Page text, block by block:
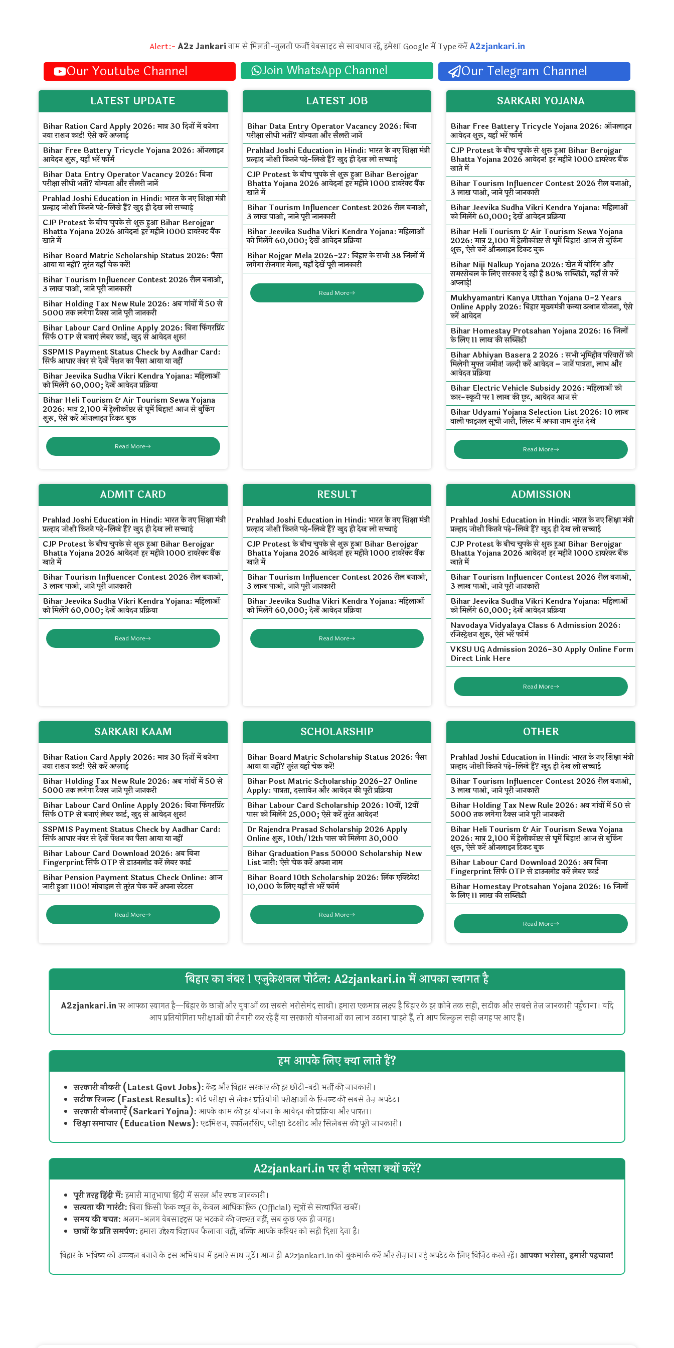
Alert:- A2z Jankariनाम से मिलती-जुलती फर्जी वेबसाइट से सावधान रहें, हमेशा Google में Type करेंA2zjankari.in
Our Youtube Channel Join WhatsApp Channel Our Telegram Channel
LATEST UPDATE
Bihar Ration Card Apply 2026: मात्र 30 दिनों में बनेगा
नया राशन कार्ड! ऐसे करें अप्लाई
Bihar Free Battery Tricycle Yojana 2026: ऑनलाइन
आवेदन शुरू, यहाँ भरें फॉर्म
Bihar Data Entry Operator Vacancy 2026: बिना
परीक्षा सीधी भर्ती? योग्यता और सैलरी जानें
Prahlad Joshi Education in Hindi: भारत के नए शिक्षा मंत्री
प्रल्हाद जोशी कितने पढ़े-लिखे हैं? खुद ही देख लो सच्चाई
CJP Protest के बीच चुपके से शुरू हुआ Bihar Berojgar
Bhatta Yojana 2026 आवेदन! हर महीने ₹1000 डायरेक्ट बैंक
खाते में
Bihar Board Matric Scholarship Status 2026: पैसा
आया या नहीं? तुरंत यहाँ चेक करें!
Bihar Tourism Influencer Contest 2026 रील बनाओ,
₹3 लाख पाओ, जाने पूरी जानकारी
Bihar Holding Tax New Rule 2026: अब गांवों में ₹50 से
₹5000 तक लगेगा टैक्स जाने पूरी जानकरी
Bihar Labour Card Online Apply 2026: बिना फिंगरप्रिंट
सिर्फ OTP से बनाएं लेबर कार्ड, खुद से आवेदन शुरू!
SSPMIS Payment Status Check by Aadhar Card:
सिर्फ आधार नंबर से देखें पेंशन का पैसा आया या नहीं
Bihar Jeevika Sudha Vikri Kendra Yojana: महिलाओं
को मिलेंगे ₹60,000; देखें आवेदन प्रक्रिया
Bihar Heli Tourism & Air Tourism Sewa Yojana
2026: मात्र ₹2,100 में हेलीकॉप्टर से घूमें बिहार! आज से बुकिंग
शुरू, ऐसे करें ऑनलाइन टिकट बुक
Read More
LATEST JOB
Bihar Data Entry Operator Vacancy 2026: बिना
परीक्षा सीधी भर्ती? योग्यता और सैलरी जानें
Prahlad Joshi Education in Hindi: भारत के नए शिक्षा मंत्री
प्रल्हाद जोशी कितने पढ़े-लिखे हैं? खुद ही देख लो सच्चाई
CJP Protest के बीच चुपके से शुरू हुआ Bihar Berojgar
Bhatta Yojana 2026 आवेदन! हर महीने ₹1000 डायरेक्ट बैंक
खाते में
Bihar Tourism Influencer Contest 2026 रील बनाओ,
₹3 लाख पाओ, जाने पूरी जानकारी
Bihar Jeevika Sudha Vikri Kendra Yojana: महिलाओं
को मिलेंगे ₹60,000; देखें आवेदन प्रक्रिया
Bihar Rojgar Mela 2026-27: बिहार के सभी 38 जिलों में
लगेगा रोजगार मेला, यहाँ देखें पूरी जानकारी
Read More
SARKARI YOJANA
Bihar Free Battery Tricycle Yojana 2026: ऑनलाइन
आवेदन शुरू, यहाँ भरें फॉर्म
CJP Protest के बीच चुपके से शुरू हुआ Bihar Berojgar
Bhatta Yojana 2026 आवेदन! हर महीने ₹1000 डायरेक्ट बैंक
खाते में
Bihar Tourism Influencer Contest 2026 रील बनाओ,
₹3 लाख पाओ, जाने पूरी जानकारी
Bihar Jeevika Sudha Vikri Kendra Yojana: महिलाओं
को मिलेंगे ₹60,000; देखें आवेदन प्रक्रिया
Bihar Heli Tourism & Air Tourism Sewa Yojana
2026: मात्र ₹2,100 में हेलीकॉप्टर से घूमें बिहार! आज से बुकिंग
शुरू, ऐसे करें ऑनलाइन टिकट बुक
Bihar Niji Nalkup Yojana 2026: खेत में बोरिंग और
समरसेबल के लिए सरकार दे रही है 80% सब्सिडी, यहाँ से करें
अप्लाई!
Mukhyamantri Kanya Utthan Yojana 0-2 Years
Online Apply 2026: बिहार मुख्यमंत्री कन्या उत्थान योजना, ऐसे
करें आवेदन
Bihar Homestay Protsahan Yojana 2026: 16 जिलों
के लिए ₹11 लाख की सब्सिडी
Bihar Abhiyan Basera 2 2026 : सभी भूमिहीन परिवारों को
मिलेगी मुफ्त जमीन! जल्दी करें आवेदन – जानें पात्रता, लाभ और
आवेदन प्रक्रिया
Bihar Electric Vehicle Subsidy 2026: महिलाओं को
कार-स्कूटी पर ₹1 लाख की छूट, आवेदन आज से
Bihar Udyami Yojana Selection List 2026: ₹10 लाख
वाली फाइनल सूची जारी, लिस्ट में अपना नाम तुरंत देखे
Read More
ADMIT CARD
Prahlad Joshi Education in Hindi: भारत के नए शिक्षा मंत्री
प्रल्हाद जोशी कितने पढ़े-लिखे हैं? खुद ही देख लो सच्चाई
CJP Protest के बीच चुपके से शुरू हुआ Bihar Berojgar
Bhatta Yojana 2026 आवेदन! हर महीने ₹1000 डायरेक्ट बैंक
खाते में
Bihar Tourism Influencer Contest 2026 रील बनाओ,
₹3 लाख पाओ, जाने पूरी जानकारी
Bihar Jeevika Sudha Vikri Kendra Yojana: महिलाओं
को मिलेंगे ₹60,000; देखें आवेदन प्रक्रिया
Read More
RESULT
Prahlad Joshi Education in Hindi: भारत के नए शिक्षा मंत्री
प्रल्हाद जोशी कितने पढ़े-लिखे हैं? खुद ही देख लो सच्चाई
CJP Protest के बीच चुपके से शुरू हुआ Bihar Berojgar
Bhatta Yojana 2026 आवेदन! हर महीने ₹1000 डायरेक्ट बैंक
खाते में
Bihar Tourism Influencer Contest 2026 रील बनाओ,
₹3 लाख पाओ, जाने पूरी जानकारी
Bihar Jeevika Sudha Vikri Kendra Yojana: महिलाओं
को मिलेंगे ₹60,000; देखें आवेदन प्रक्रिया
Read More
ADMISSION
Prahlad Joshi Education in Hindi: भारत के नए शिक्षा मंत्री
प्रल्हाद जोशी कितने पढ़े-लिखे हैं? खुद ही देख लो सच्चाई
CJP Protest के बीच चुपके से शुरू हुआ Bihar Berojgar
Bhatta Yojana 2026 आवेदन! हर महीने ₹1000 डायरेक्ट बैंक
खाते में
Bihar Tourism Influencer Contest 2026 रील बनाओ,
₹3 लाख पाओ, जाने पूरी जानकारी
Bihar Jeevika Sudha Vikri Kendra Yojana: महिलाओं
को मिलेंगे ₹60,000; देखें आवेदन प्रक्रिया
Navodaya Vidyalaya Class 6 Admission 2026:
रजिस्ट्रेशन शुरू, ऐसे भरें फॉर्म
VKSU UG Admission 2026-30 Apply Online Form
Direct Link Here
Read More
SARKARI KAAM
Bihar Ration Card Apply 2026: मात्र 30 दिनों में बनेगा
नया राशन कार्ड! ऐसे करें अप्लाई
Bihar Holding Tax New Rule 2026: अब गांवों में ₹50 से
₹5000 तक लगेगा टैक्स जाने पूरी जानकरी
Bihar Labour Card Online Apply 2026: बिना फिंगरप्रिंट
सिर्फ OTP से बनाएं लेबर कार्ड, खुद से आवेदन शुरू!
SSPMIS Payment Status Check by Aadhar Card:
सिर्फ आधार नंबर से देखें पेंशन का पैसा आया या नहीं
Bihar Labour Card Download 2026: अब बिना
Fingerprint सिर्फ OTP से डाउनलोड करें लेबर कार्ड
Bihar Pension Payment Status Check Online: आज
जारी हुआ ₹1100! मोबाइल से तुरंत चेक करें अपना स्टेटस
Read More
SCHOLARSHIP
Bihar Board Matric Scholarship Status 2026: पैसा
आया या नहीं? तुरंत यहाँ चेक करें!
Bihar Post Matric Scholarship 2026-27 Online
Apply: पात्रता, दस्तावेज़ और आवेदन की पूरी प्रक्रिया
Bihar Labour Card Scholarship 2026: 10वीं, 12वीं
पास को मिलेंगे ₹25,000; ऐसे करें तुरंत आवेदन!
Dr Rajendra Prasad Scholarship 2026 Apply
Online शुरू, 10th/12th पास को मिलेगा ₹30,000
Bihar Graduation Pass 50000 Scholarship New
List जारी: ऐसे चेक करें अपना नाम
Bihar Board 10th Scholarship 2026: लिंक एक्टिवेट!
₹10,000 के लिए यहाँ से भरें फॉर्म
Read More
OTHER
Prahlad Joshi Education in Hindi: भारत के नए शिक्षा मंत्री
प्रल्हाद जोशी कितने पढ़े-लिखे हैं? खुद ही देख लो सच्चाई
Bihar Tourism Influencer Contest 2026 रील बनाओ,
₹3 लाख पाओ, जाने पूरी जानकारी
Bihar Holding Tax New Rule 2026: अब गांवों में ₹50 से
₹5000 तक लगेगा टैक्स जाने पूरी जानकरी
Bihar Heli Tourism & Air Tourism Sewa Yojana
2026: मात्र ₹2,100 में हेलीकॉप्टर से घूमें बिहार! आज से बुकिंग
शुरू, ऐसे करें ऑनलाइन टिकट बुक
Bihar Labour Card Download 2026: अब बिना
Fingerprint सिर्फ OTP से डाउनलोड करें लेबर कार्ड
Bihar Homestay Protsahan Yojana 2026: 16 जिलों
के लिए ₹11 लाख की सब्सिडी
Read More
बिहार का नंबर 1 एजुकेशनल पोर्टल: A2zjankari.in में आपका स्वागत है
A2zjankari.inपर आपका स्वागत है—बिहार के छात्रों और युवाओं का सबसे भरोसेमंद साथी। हमारा एकमात्र लक्ष्य है बिहार के हर कोने तक सही, सटीक और सबसे तेज़ जानकारी पहुँचाना। यदि
आप प्रतियोगिता परीक्षाओं की तैयारी कर रहे हैं या सरकारी योजनाओं का लाभ उठाना चाहते हैं, तो आप बिल्कुल सही जगह पर आए हैं।
हम आपके लिए क्या लाते हैं?
सरकारी नौकरी (Latest Govt Jobs):केंद्र और बिहार सरकार की हर छोटी-बड़ी भर्ती की जानकारी।
सटीक रिजल्ट (Fastest Results):बोर्ड परीक्षा से लेकर प्रतियोगी परीक्षाओं के रिजल्ट की सबसे तेज़ अपडेट।
सरकारी योजनाएँ (Sarkari Yojna): आपके काम की हर योजना के आवेदन की प्रक्रिया और पात्रता।
शिक्षा समाचार (Education News):एडमिशन, स्कॉलरशिप, परीक्षा डेटशीट और सिलेबस की पूरी जानकारी।
A2zjankari.in पर ही भरोसा क्यों करें?
पूरी तरह हिंदी में:हमारी मातृभाषा हिंदी में सरल और स्पष्ट जानकारी।
सत्यता की गारंटी:बिना किसी फेक न्यूज़ के, केवल आधिकारिक (Official) सूत्रों से सत्यापित खबरें।
समय की बचत: अलग-अलग वेबसाइट्स पर भटकने की ज़रूरत नहीं, सब कुछ एक ही जगह।
छात्रों के प्रति समर्पण:हमारा उद्देश्य विज्ञापन फैलाना नहीं, बल्कि आपके करियर को सही दिशा देना है।
बिहार के भविष्य को उज्ज्वल बनाने के इस अभियान में हमारे साथ जुड़ें। आज ही A2zjankari.in को बुकमार्क करें और रोज़ाना नई अपडेट के लिए विज़िट करते रहें। आपका भरोसा, हमारी पहचान!